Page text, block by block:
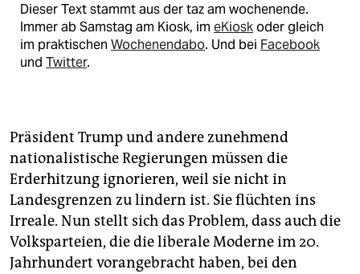
Dieser Text stammt aus der taz am wochenende.
Immer ab Samstag am Kiosk, im eKioskoder gleich
im praktischen Wochenendabo. Und bei Facebook
und Twitter.
Präsident Trump und andere zunehmend
nationalistische Regierungen müssen die
Erderhitzung ignorieren, weil sie nicht in
Landesgrenzen zu lindern ist. Sie flüchten ins
Irreale. Nun stellt sich das Problem, dass auch die
Volksparteien, die die liberale Moderne im 20.
Jahrhundert vorangebracht haben, bei den